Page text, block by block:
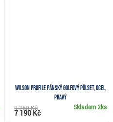
Wilson Profile pánský golfový půlset, ocel,
pravý
Skladem 2ks
9 250 Kč
7 190 Kč